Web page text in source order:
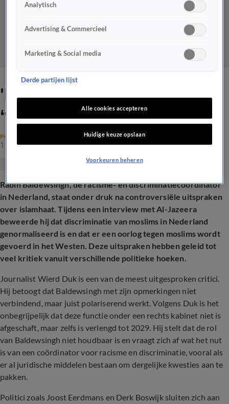
'Kabinet moet stoppen met
‘woke’-functie Baldewsingh'
POLITIEK
1 mei 2025, 19:21
Rabin Baldewsingh, de racisme- en discriminatiecoördinator
in Nederland, staat onder druk na controversiële uitspraken
over islamhaat. Tijdens een interview met Al-Jazeera
beweerde hij dat discriminatie van moslims in Nederland
genormaliseerd is en dat er een oorlog tegen moslims wordt
gevoerd in het Westen. Deze uitspraken hebben geleid tot
veel kritiek vanuit verschillende politieke hoeken.
Journalist Wierd Duk is een van de meest uitgesproken critici.
Hij betoogt dat Baldewsingh met zijn opmerkingen niet
verbindend, maar juist polariserend werkt. Volgens Duk is het
onbegrijpelijk dat deze functie onder een rechts kabinet niet is
afgeschaft, maar zelfs is verlengd tot 2029. Hij stelt dat de rol
van Baldewsingh niet houdbaar is en vraagt zich af wat het nut
is van een coördinator voor racisme en discriminatie, vooral als
er al juridische middelen bestaan om dergelijke kwesties aan te
pakken.
Politici zoals Joost Eerdmans en Derk Boswijk sluiten zich aan
Analytisch
Advertising & Commercieel
Marketing & Social media
Derde partijen lijst
Alle cookies accepteren
Huidige keuze opslaan
Voorkeuren beheren